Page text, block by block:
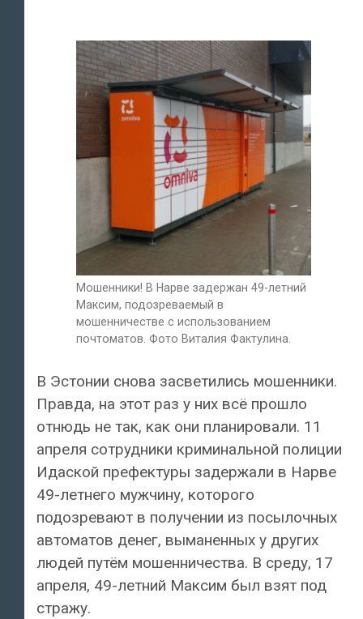
Мошенники! В Нарве задержан 49-летний
Максим, подозреваемый в
мошенничестве с использованием
почтоматов. Фото Виталия Фактулина.
В Эстонии снова засветились мошенники.
Правда, на этот раз у них всё прошло
отнюдь не так, как они планировали. 11
апреля сотрудники криминальной полиции
Идаской префектуры задержали в Нарве
49-летнего мужчину, которого
подозревают в получении из посылочных
автоматов денег, выманенных у других
людей путём мошенничества. В среду, 17
апреля, 49-летний Максим был взят под
стражу.